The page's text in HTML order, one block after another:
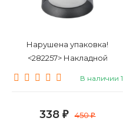
Нарушена упаковка!
<282257> Накладной
В наличии 1
338 ₽ 450₽